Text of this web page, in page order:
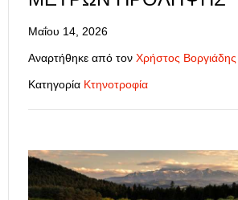
Μαΐου 14, 2026
Αναρτήθηκε από τον Χρήστος Βοργιάδης
Κατηγορία Κτηνοτροφία